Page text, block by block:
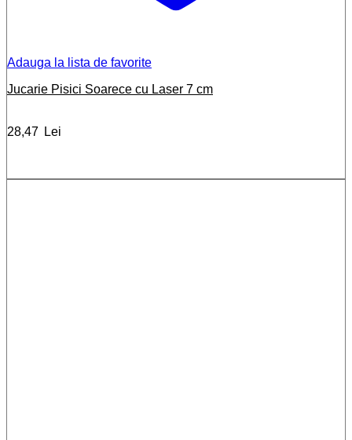
Adauga la lista de favorite
Jucarie Pisici Soarece cu Laser 7 cm
28,47 Lei